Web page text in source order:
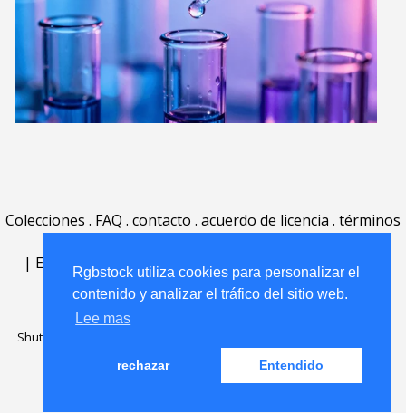
Rgbstock utiliza cookies para personalizar el
contenido y analizar el tráfico del sitio web.
Lee mas
rechazar Entendido
Colecciones . FAQ . contacto . acuerdo de licencia . términos
| English | Deutsch| Español Português
Nederlands|
Shutterstock official partner of Rgbstock
Rgbstock